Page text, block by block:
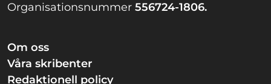
Organisationsnummer 556724-1806.
Om oss
Våra skribenter
Redaktionell policy